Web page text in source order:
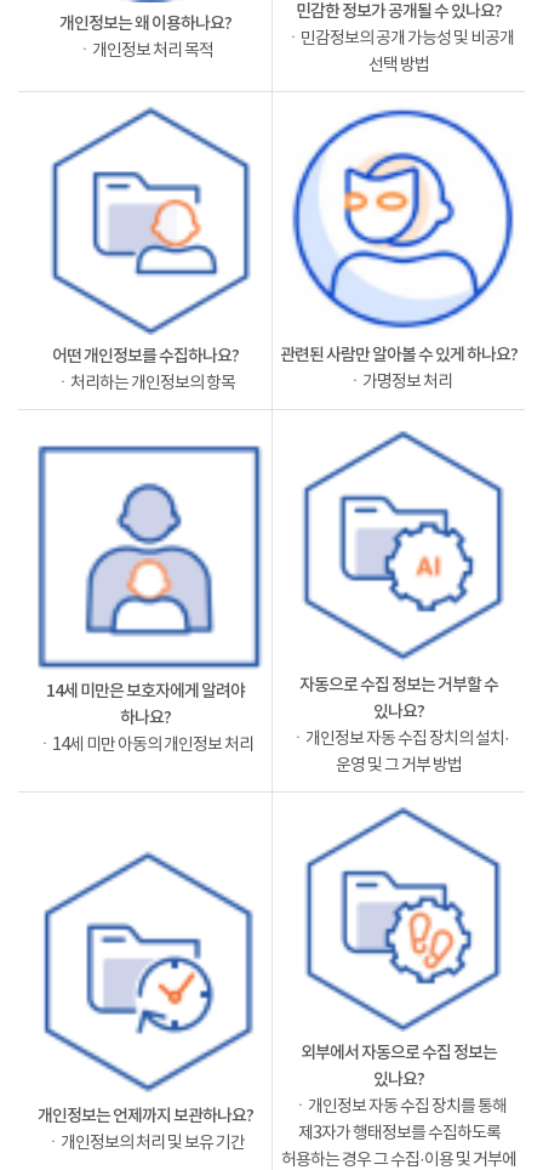
개인정보는 왜 이용하나요?
ㆍ개인정보 처리 목적
민감한 정보가 공개될 수 있나요?
ㆍ민감정보의 공개 가능성 및 비공개
선택 방법
어떤 개인정보를 수집하나요?
ㆍ처리하는 개인정보의 항목
관련된 사람만 알아볼 수 있게 하나요?
ㆍ가명정보 처리
14세 미만은 보호자에게 알려야
하나요?
ㆍ14세 미만 아동의 개인정보 처리
자동으로 수집 정보는 거부할 수
있나요?
ㆍ개인정보 자동 수집 장치의 설치·
운영 및 그 거부 방법
개인정보는 언제까지 보관하나요?
ㆍ개인정보의 처리 및 보유 기간
외부에서 자동으로 수집 정보는
있나요?
ㆍ개인정보 자동 수집 장치를 통해
제3자가 행태정보를 수집하도록
허용하는 경우 그 수집·이용 및 거부에